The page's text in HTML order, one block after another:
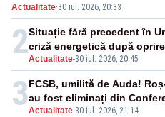
Actualitate·30 iul. 2026, 20:33
2Actualitate-30 iul. 2026, 20:45
Situație fără precedent în
criză energetică după
3Actualitate-30 iul. 2026, 21:14
FCSB, umilită de Auda!
au fost eliminați din